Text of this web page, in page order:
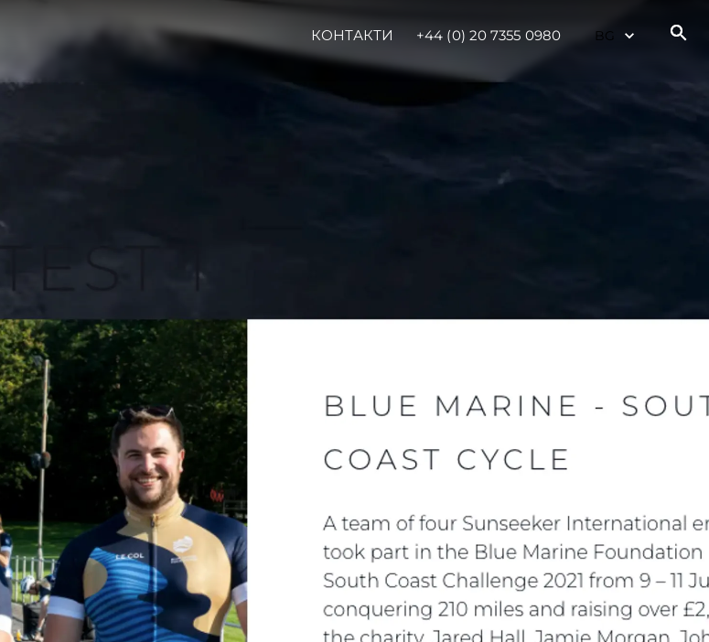
КОНТАКТИ +44 (0) 20 7355 0980
Правни Pазпоредби
TERMS & CONDITIONS
COOKIE POLICY
PRIVACY POLICY
Компанията
Употребявани Яхти
Чартър
Новини
Събития
Компанията